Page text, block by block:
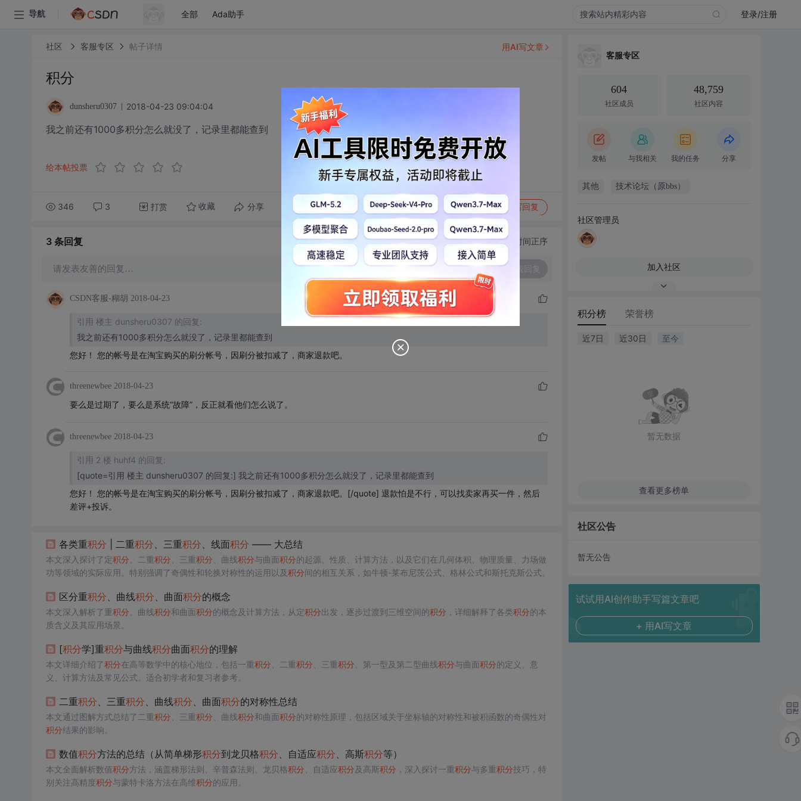
导航 全部 Ada助手 登录/注册
社区 客服专区 帖子详情
积分
dunsheru0307 2018-04-23 09:04:04
我之前还有1000多积分怎么就没了，记录里都能查到
给本帖投票
346 3 打赏 收藏 分享 转发到动态 举报 写回复
用AI写文章
3 条回复 切换为时间正序
请发表友善的回复…
CSDN客服-糊胡 2018-04-23
引用 楼主 dunsheru0307 的回复:
我之前还有1000多积分怎么就没了，记录里都能查到
您好！ 您的帐号是在淘宝购买的刷分帐号，因刷分被扣减了，商家退款吧。
threenewbee 2018-04-23
要么是过期了，要么是系统“故障”，反正就看他们怎么说了。
threenewbee 2018-04-23
引用 2 楼 huhf4 的回复:
[quote=引用 楼主 dunsheru0307 的回复:] 我之前还有1000多积分怎么就没了，记录里都能查到
您好！ 您的帐号是在淘宝购买的刷分帐号，因刷分被扣减了，商家退款吧。[/quote] 退款怕是不行，可以找卖家再买一件，然后
差评+投诉。
各类重积分 | 二重积分、三重积分、线面积分 —— 大总结
本文深入探讨了定积分 、二重积分 、三重积分 、曲线积分与曲面积分的起源、性质、计算方法，以及它们在几何体积、物理质量、力场做
功等领域的实际应用。特别强调了奇偶性和轮换对称性的运用以及积分间的相互关系，如牛顿-莱布尼茨公式、格林公式和斯托克斯公式。
区分重积分、曲线积分、曲面积分的概念
本文深入解析了重积分 、曲线积分和曲面积分的概念及计算方法，从定积分出发，逐步过渡到三维空间的积分 ，详细解释了各类积分的本
质含义及其应用场景。
[积分学]重积分与曲线积分曲面积分的理解
本文详细介绍了积分在高等数学中的核心地位，包括一重积分 、二重积分 、三重积分 、第一型及第二型曲线积分与曲面积分的定义、意
义、计算方法及常见公式。适合初学者和复习者参考。
二重积分、三重积分、曲线积分、曲面积分的对称性总结
本文通过图解方式总结了二重积分 、三重积分 、曲线积分和曲面积分的对称性原理，包括区域关于坐标轴的对称性和被积函数的奇偶性对
积分结果的影响。
数值积分方法的总结（从简单梯形积分到龙贝格积分、自适应积分、高斯积分等）
本文全面解析数值积分方法，涵盖梯形法则、辛普森法则、龙贝格积分 、自适应积分及高斯积分 ，深入探讨一重积分与多重积分技巧，特
别关注高精度积分与蒙特卡洛方法在高维积分的应用。
客服专区
604
社区成员
48,759
社区内容
发帖 与我相关 我的任务 分享
其他 技术论坛（原bbs）
社区管理员
加入社区
积分榜 荣誉榜
近7日 近30日 至今
暂无数据
查看更多榜单
社区公告
暂无公告
试试用AI创作助手写篇文章吧
+ 用AI写文章